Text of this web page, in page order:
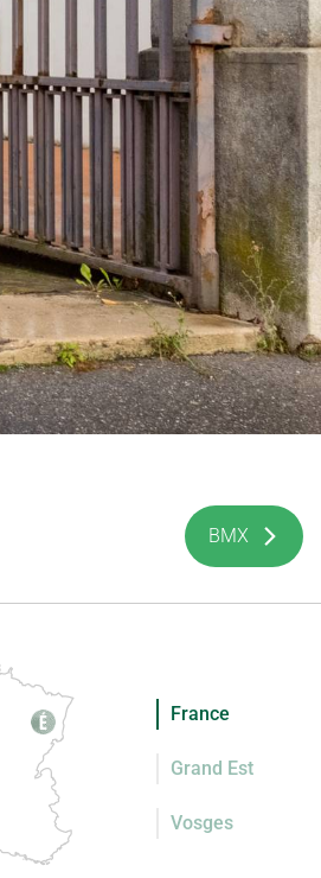
BMX
France
Grand Est
Vosges